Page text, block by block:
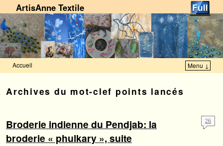
ArtisAnne Textile
Accueil Menu ↓
Archives du mot-clef points lancés
Broderie indienne du Pendjab: la
broderie « phulkary », suite
26